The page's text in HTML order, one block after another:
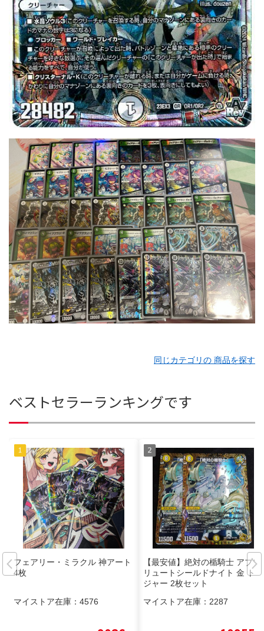
同じカテゴリの 商品を探す
ベストセラーランキングです
フェアリー・ミラクル 神アート
4枚
マイストア在庫： 4576
【最安値】絶対の楯騎士 アブソ
リュートシールドナイト 金 トレ
ジャー 2枚セット
マイストア在庫： 2287